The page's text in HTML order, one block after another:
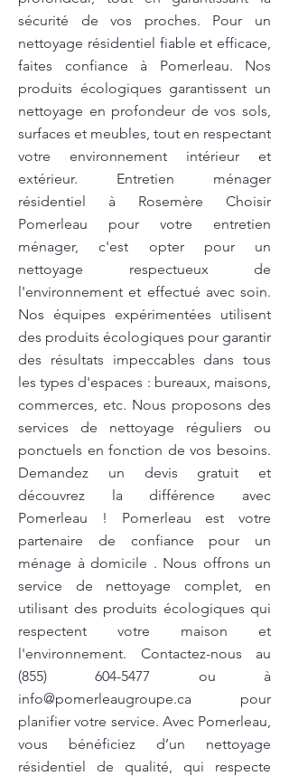
sécurité de vos proches. Pour un
nettoyage résidentiel fiable et efficace,
faites confiance à Pomerleau. Nos
produits écologiques garantissent un
nettoyage en profondeur de vos sols,
surfaces et meubles, tout en respectant
votre environnement intérieur et
extérieur. Entretien ménager
résidentiel à Rosemère Choisir
Pomerleau pour votre entretien
ménager, c'est opter pour un
nettoyage respectueux de
l'environnement et effectué avec soin.
Nos équipes expérimentées utilisent
des produits écologiques pour garantir
des résultats impeccables dans tous
les types d'espaces : bureaux, maisons,
commerces, etc. Nous proposons des
services de nettoyage réguliers ou
ponctuels en fonction de vos besoins.
Demandez un devis gratuit et
découvrez la différence avec
Pomerleau ! Pomerleau est votre
partenaire de confiance pour un
ménage à domicile . Nous offrons un
service de nettoyage complet, en
utilisant des produits écologiques qui
respectent votre maison et
l'environnement. Contactez-nous au
(855) 604-5477 ou à
info@pomerleaugroupe.ca pour
planifier votre service. Avec Pomerleau,
vous bénéficiez d’un nettoyage
résidentiel de qualité, qui respecte